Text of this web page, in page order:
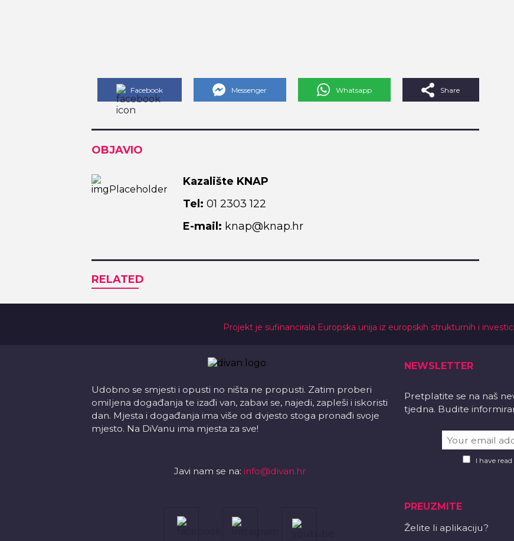
Facebook Messenger Whatsapp Share
OBJAVIO
Kazalište KNAP
Tel: 01 2303 122
E-mail: knap@knap.hr
RELATED
Projekt je sufinancirala Europska unija iz europskih strukturnih i
Udobno se smjesti i opusti no ništa ne propusti. Zatim proberi
omiljena događanja te izađi van, zabavi se, najedi, zapleši i iskoristi
dan. Mjesta i događanja ima više od dvjesto stoga pronađi svoje
mjesto. Na DiVanu ima mjesta za sve!
Javi nam se na: info@divan.hr
NEWSLETTER
Pretplatite se na naš
tjedna. Budite
I have
PREUZMITE
Želite li aplikaciju?